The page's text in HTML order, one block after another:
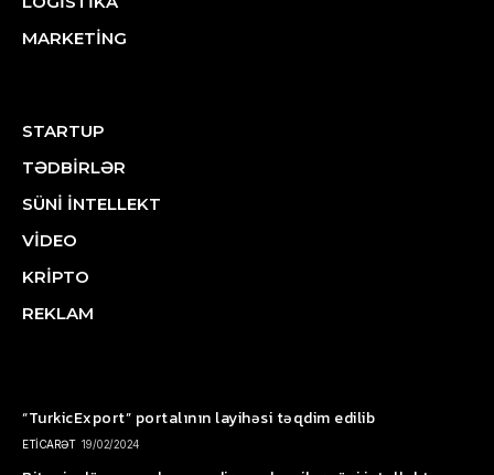
MARKETİNG
STARTUP
TƏDBİRLƏR
SÜNİ İNTELLEKT
VİDEO
KRİPTO
REKLAM
“TurkicExport” portalının layihəsi təqdim edilib
ETİCARƏT 19/02/2024